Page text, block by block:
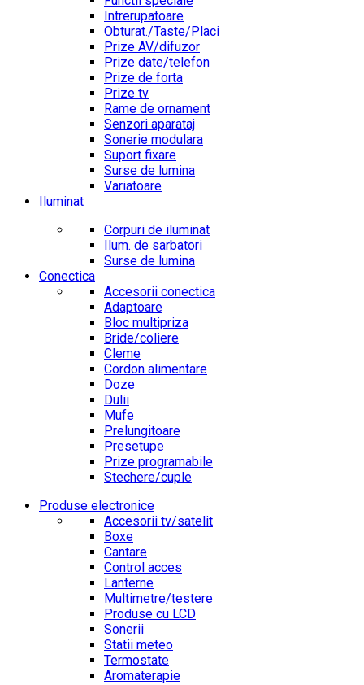
Intrerupatoare
Obturat./Taste/Placi
Prize AV/difuzor
Prize date/telefon
Prize de forta
Prize tv
Rame de ornament
Senzori aparataj
Sonerie modulara
Suport fixare
Surse de lumina
Variatoare
Iluminat
Corpuri de iluminat
Ilum. de sarbatori
Surse de lumina
Conectica
Accesorii conectica
Adaptoare
Bloc multipriza
Bride/coliere
Cleme
Cordon alimentare
Doze
Dulii
Mufe
Prelungitoare
Presetupe
Prize programabile
Stechere/cuple
Produse electronice
Accesorii tv/satelit
Boxe
Cantare
Control acces
Lanterne
Multimetre/testere
Produse cu LCD
Sonerii
Statii meteo
Termostate
Aromaterapie